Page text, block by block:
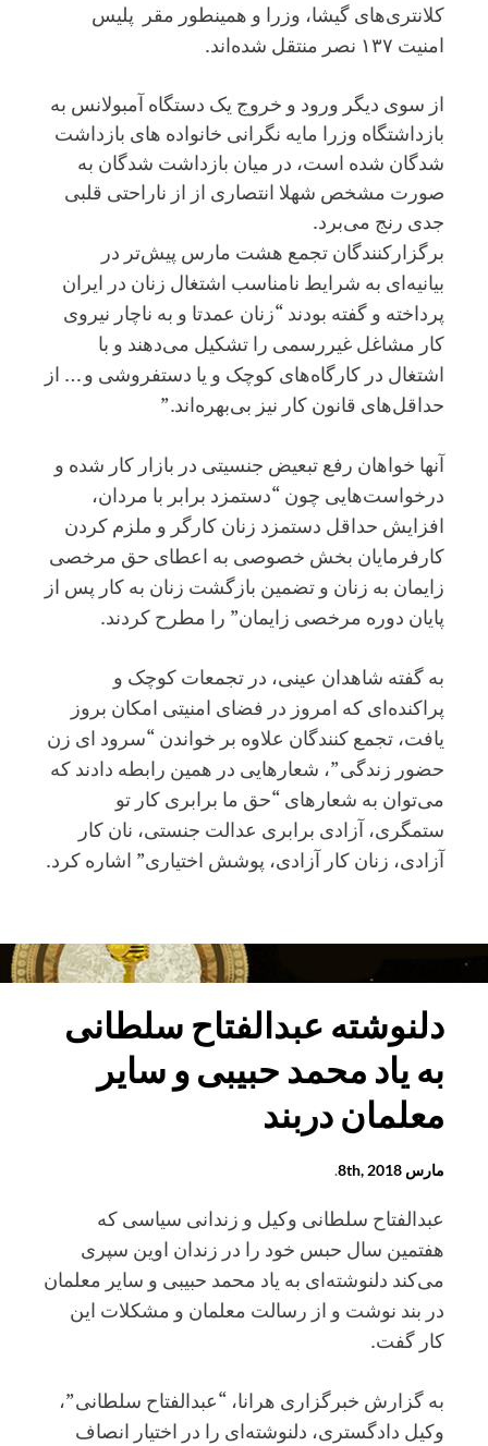
کلانتری‌های گیشا، وزرا و همینطور مقر پلیس
امنیت ۱۳۷ نصر منتقل شده‌اند.
از سوی دیگر ورود و خروج یک دستگاه آمبولانس به
بازداشتگاه وزرا مایه نگرانی خانواده های بازداشت
شدگان شده است، در میان بازداشت شدگان به
صورت مشخص شهلا انتصاری از از ناراحتی قلبی
جدی رنج می‌برد.
برگزارکنندگان تجمع هشت مارس پیش‌تر در
بیانیه‌ای به شرایط نامناسب اشتغال زنان در ایران
پرداخته و گفته بودند “زنان عمدتا و به ناچار نیروی
کار مشاغل غیررسمی را تشکیل می‌دهند و با
اشتغال در کارگاه‌های کوچک و یا دستفروشی و … از
حداقل‌های قانون کار نیز بی‌بهره‌اند.”
آنها خواهان رفع تبعیض جنسیتی در بازار کار شده و
درخواست‌هایی چون “دستمزد برابر با مردان،
افزایش حداقل دستمزد زنان کارگر و ملزم کردن
کارفرمایان بخش خصوصی به اعطای حق مرخصی
زایمان به زنان و تضمین بازگشت زنان به کار پس از
پایان دوره مرخصی زایمان” را مطرح کردند.
به گفته شاهدان عینی، در تجمعات کوچک و
پراکنده‌ای که امروز در فضای امنیتی امکان بروز
یافت، تجمع کنندگان علاوه بر خواندن “سرود ای زن
حضور زندگی”، شعارهایی در همین رابطه دادند که
می‌توان به شعارهای “حق ما برابری کار تو
ستمگری، آزادی برابری عدالت جنستی، نان کار
آزادی، زنان کار آزادی، پوشش اختیاری​” اشاره کرد.
اعتراضی
خشونت
کشیده
شد؛
بازداشت
حاضرین
دلنوشته عبدالفتاح سلطانی
به یاد محمد حبیبی و سایر
معلمان دربند
مارس 8th, 2018 .
عبدالفتاح سلطانی وکیل و زندانی سیاسی که
هفتمین سال حبس خود را در زندان اوین سپری
می‌کند دلنوشته‌ای به یاد محمد حبیبی و سایر معلمان
در بند نوشت و از رسالت معلمان و مشکلات این
کار گفت.
به گزارش خبرگزاری هرانا، “عبدالفتاح سلطانی”،
وکیل دادگستری، دلنوشته‌ای را در اختیار انصاف